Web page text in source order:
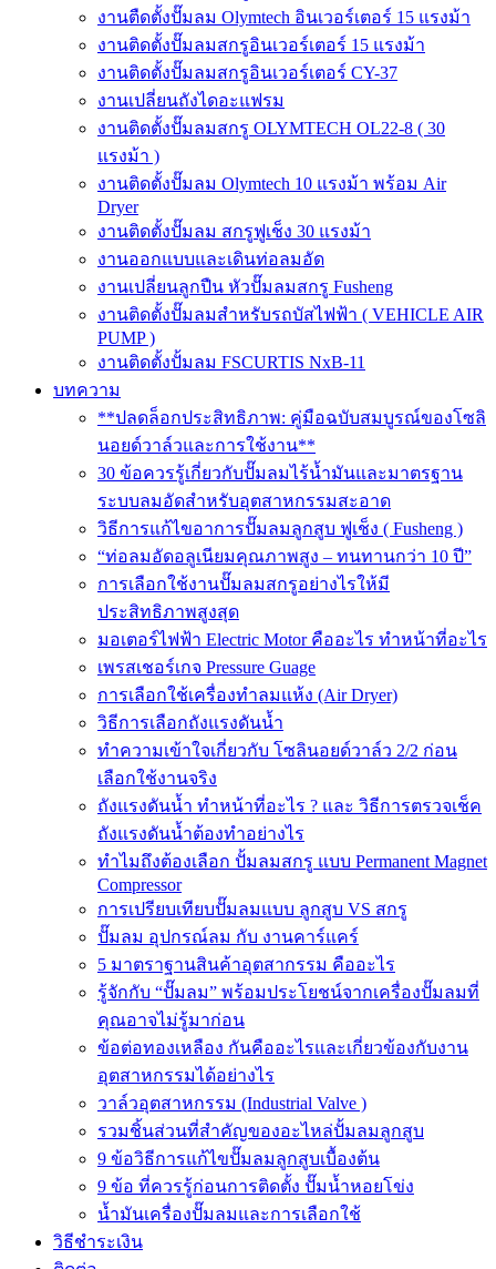
งานตืดตั้งปั๊มลม Olymtech อินเวอร์เตอร์ 15 แรงม้า
งานติดตั้งปั๊มลมสกรูอินเวอร์เตอร์ 15 แรงม้า
งานติดตั้งปั๊มลมสกรูอินเวอร์เตอร์ CY-37
งานเปลี่ยนถังไดอะแฟรม
งานติดตั้งปั๊มลมสกรู OLYMTECH OL22-8 ( 30
แรงม้า )
งานติดตั้งปั๊มลม Olymtech 10 แรงม้า พร้อม Air
Dryer
งานติดตั้งปั๊มลม สกรูฟูเช็ง 30 แรงม้า
งานออกแบบและเดินท่อลมอัด
งานเปลี่ยนลูกปืน หัวปั๊มลมสกรู Fusheng
งานติดตั้งปั๊มลมสำหรับรถบัสไฟฟ้า ( VEHICLE AIR
PUMP )
งานติดตั้งปั้มลม FSCURTIS NxB-11
บทความ
**ปลดล็อกประสิทธิภาพ: คู่มือฉบับสมบูรณ์ของโซลิ
นอยด์วาล์วและการใช้งาน**
30 ข้อควรรู้เกี่ยวกับปั๊มลมไร้น้ำมันและมาตรฐาน
ระบบลมอัดสำหรับอุตสาหกรรมสะอาด
วิธีการแก้ไขอาการปั๊มลมลูกสูบ ฟูเช็ง ( Fusheng )
“ท่อลมอัดอลูเนียมคุณภาพสูง – ทนทานกว่า 10 ปี”
การเลือกใช้งานปั๊มลมสกรูอย่างไรให้มี
ประสิทธิภาพสูงสุด
มอเตอร์ไฟฟ้า Electric Motor คืออะไร ทำหน้าที่อะไร
เพรสเชอร์เกจ Pressure Guage
การเลือกใช้เครื่องทำลมแห้ง (Air Dryer)
วิธีการเลือกถังแรงดันน้ำ
ทำความเข้าใจเกี่ยวกับ โซลินอยด์วาล์ว 2/2 ก่อน
เลือกใช้งานจริง
ถังแรงดันน้ำ ทำหน้าที่อะไร ? และ วิธีการตรวจเช็ค
ถังแรงดันน้ำต้องทำอย่างไร
ทำไมถึงต้องเลือก ปั้มลมสกรู แบบ Permanent Magnet
Compressor
การเปรียบเทียบปั๊มลมแบบ ลูกสูบ VS สกรู
ปั๊มลม อุปกรณ์ลม กับ งานคาร์แคร์
5 มาตราฐานสินค้าอุตสากรรม คืออะไร
รู้จักกับ “ปั๊มลม” พร้อมประโยชน์จากเครื่องปั๊มลมที่
คุณอาจไม่รู้มาก่อน
ข้อต่อทองเหลือง กันคืออะไรและเกี่ยวข้องกับงาน
อุตสาหกรรมได้อย่างไร
วาล์วอุตสาหกรรม (Industrial Valve )
รวมชิ้นส่วนที่สำคัญของอะไหล่ปั้มลมลูกสูบ
9 ข้อวิธีการแก้ไขปั๊มลมลูกสูบเบื้องต้น
9 ข้อ ที่ควรรู้ก่อนการติดตั้ง ปั๊มน้ำหอยโข่ง
น้ำมันเครื่องปั๊มลมและการเลือกใช้
วิธีชำระเงิน